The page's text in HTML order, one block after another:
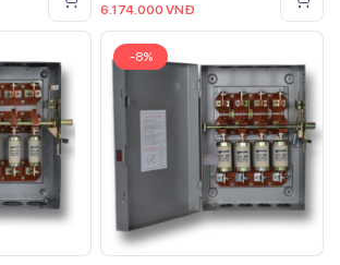
6.174.000 VNĐ
-8%